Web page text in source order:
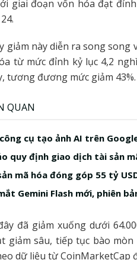
giai đoạn vốn hóa đạt
giảm này diễn ra song
từ mức đỉnh kỷ lục 4,2
tương đương mức giảm 43%.
QUAN
cụ tạo ảnh AI trên
quy định giao dịch tài sản
mã hóa đóng góp 55 tỷ
Gemini Flash mới, phiên
đã giảm xuống dưới
giảm sâu, tiếp tục bào
dữ liệu từ CoinMarketCap